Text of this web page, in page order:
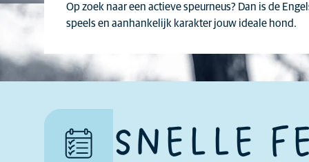
Op zoek naar een actieve speurneus? Dan is de
speels en aanhankelijk karakter jouw ideale hond.
SNELLE
Sommige honden zijn over
het algemeen speelser en
andere.